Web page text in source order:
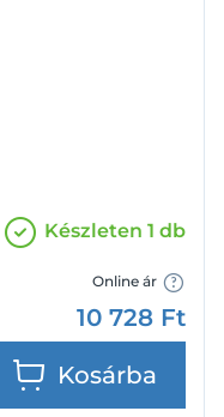
Készleten 1 db
Online ár
10 728 Ft
Kosárba